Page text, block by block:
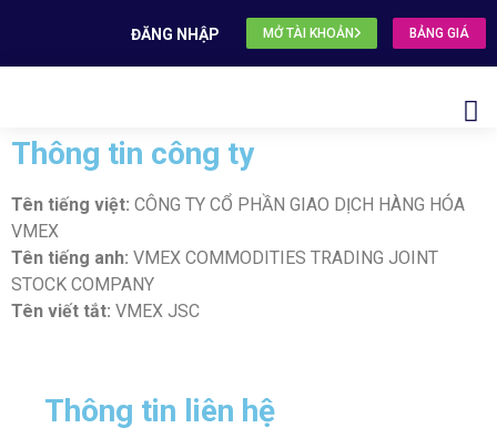
ĐĂNG NHẬP MỞ TÀI KHOẢN BẢNG GIÁ
Thông tin công ty
Tên tiếng việt: CÔNG TY CỔ PHẦN GIAO DỊCH HÀNG HÓA
VMEX
Tên tiếng anh: VMEX COMMODITIES TRADING JOINT
STOCK COMPANY
Tên viết tắt: VMEX JSC
Thông tin liên hệ